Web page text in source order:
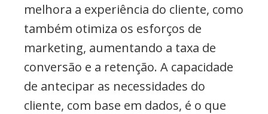
melhora a experiência do cliente, como
também otimiza os esforços de
marketing, aumentando a taxa de
conversão e a retenção. A capacidade
de antecipar as necessidades do
cliente, com base em dados, é o que